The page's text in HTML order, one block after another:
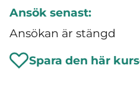
Ansök senast:
Ansökan är stängd
Spara den här